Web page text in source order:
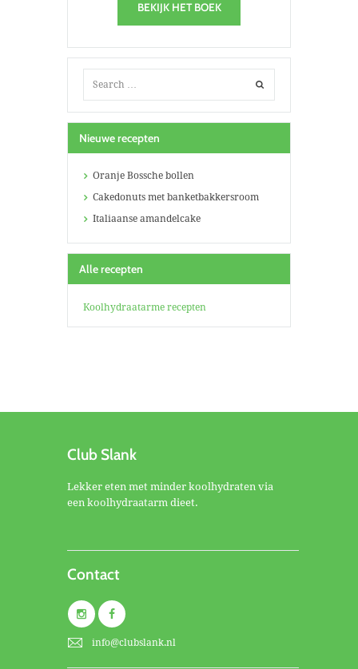
BEKIJK HET BOEK
Nieuwe recepten
Oranje Bossche bollen
Cakedonuts met banketbakkersroom
Italiaanse amandelcake
Alle recepten
Koolhydraatarme recepten
Club Slank
Lekker eten met minder koolhydraten via
een koolhydraatarm dieet.
Contact
info@clubslank.nl